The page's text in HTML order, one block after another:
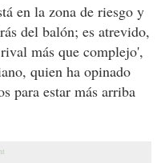
en la zona de riesgo y
del balón; es atrevido,
más que complejo',
quien ha opinado
para estar más arriba